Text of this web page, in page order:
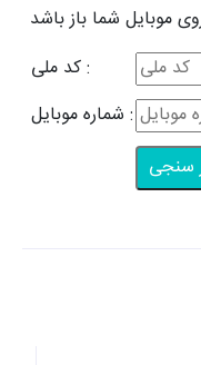
موبایل شما باز باشد
کد ملی :
شماره موبایل :